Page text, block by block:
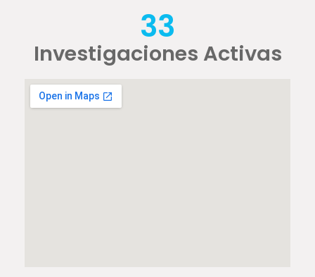
Investigaciones Activas
33